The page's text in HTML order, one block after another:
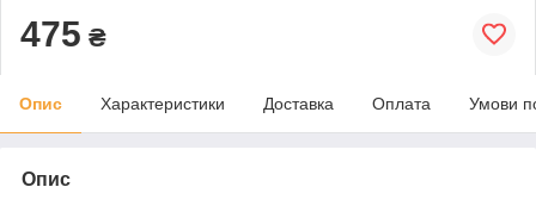
475 ₴
Опис Характеристики Доставка Оплата Умови
Опис